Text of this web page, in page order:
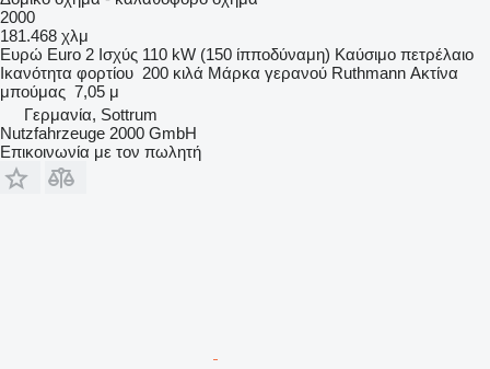
2000
181.468 χλμ
Ευρώ Euro 2 Ισχύς 110 kW (150 ίπποδύναμη) Καύσιμο πετρέλαιο
Ικανότητα φορτίου 200 κιλά Μάρκα γερανού Ruthmann Ακτίνα
μπούμας 7,05 μ
Γερμανία, Sottrum
Nutzfahrzeuge 2000 GmbH
Επικοινωνία με τον πωλητή